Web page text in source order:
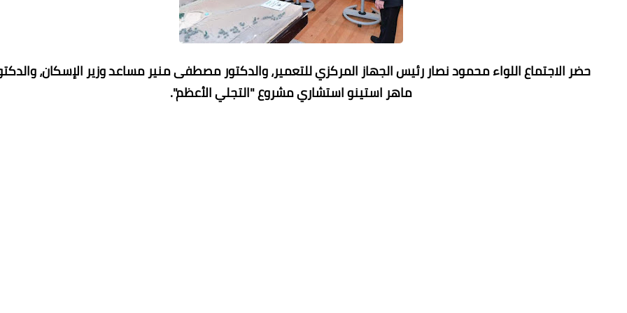
حضر الاجتماع اللواء محمود نصار رئيس الجهاز المركزي للتعمير، والدكتور مصطفى منير مساعد وزير الإسكان،
ماهر استينو استشاري مشروع "التجلي الأعظم".